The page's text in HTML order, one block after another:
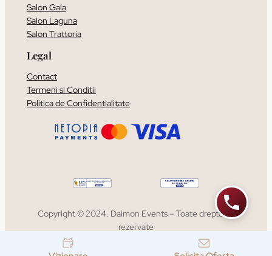
Salon Gala
Salon Laguna
Salon Trattoria
Legal
Contact
Termeni si Conditii
Politica de Confidentialitate
Copyright © 2024. Daimon Events – Toate drepturile
rezervate